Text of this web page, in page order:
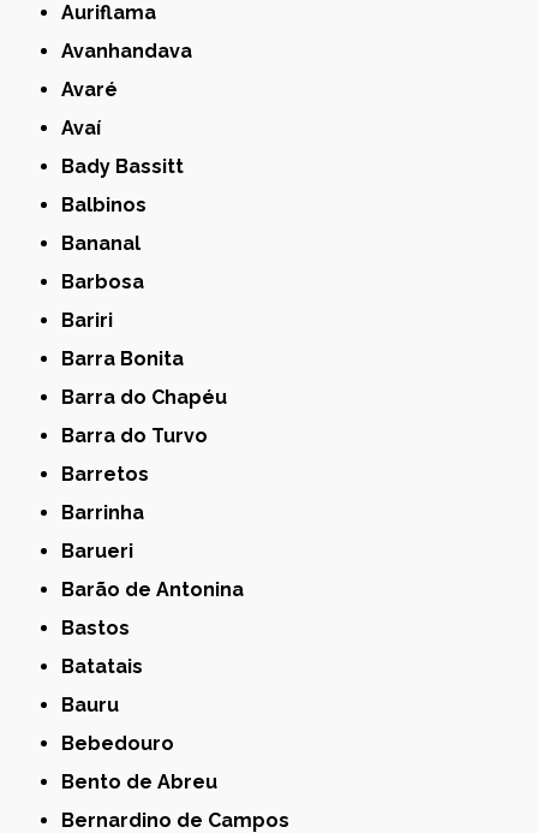
Auriflama
Avanhandava
Avaré
Avaí
Bady Bassitt
Balbinos
Bananal
Barbosa
Bariri
Barra Bonita
Barra do Chapéu
Barra do Turvo
Barretos
Barrinha
Barueri
Barão de Antonina
Bastos
Batatais
Bauru
Bebedouro
Bento de Abreu
Bernardino de Campos